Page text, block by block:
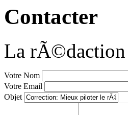
Contacter
La rÃ©daction
Votre Nom
Votre Email
Objet